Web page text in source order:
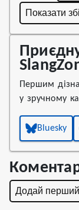
Показати
Першим
у зручному
Bluesky
Додай